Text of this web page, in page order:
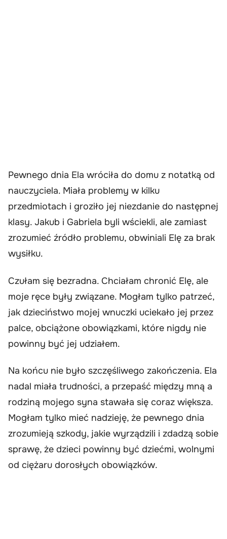
Pewnego dnia Ela wróciła do domu z notatką od
nauczyciela. Miała problemy w kilku
przedmiotach i groziło jej niezdanie do następnej
klasy. Jakub i Gabriela byli wściekli, ale zamiast
zrozumieć źródło problemu, obwiniali Elę za brak
wysiłku.
Czułam się bezradna. Chciałam chronić Elę, ale
moje ręce były związane. Mogłam tylko patrzeć,
jak dzieciństwo mojej wnuczki uciekało jej przez
palce, obciążone obowiązkami, które nigdy nie
powinny być jej udziałem.
Na końcu nie było szczęśliwego zakończenia. Ela
nadal miała trudności, a przepaść między mną a
rodziną mojego syna stawała się coraz większa.
Mogłam tylko mieć nadzieję, że pewnego dnia
zrozumieją szkody, jakie wyrządzili i zdadzą sobie
sprawę, że dzieci powinny być dziećmi, wolnymi
od ciężaru dorosłych obowiązków.